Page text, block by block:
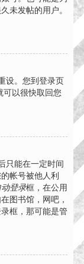
未发帖的用户。
设。您到登录页
可以很快取回您
只能在一定时间
帐号被他人利
动登录框，在公用
图书馆，网吧，
框，那可能是管